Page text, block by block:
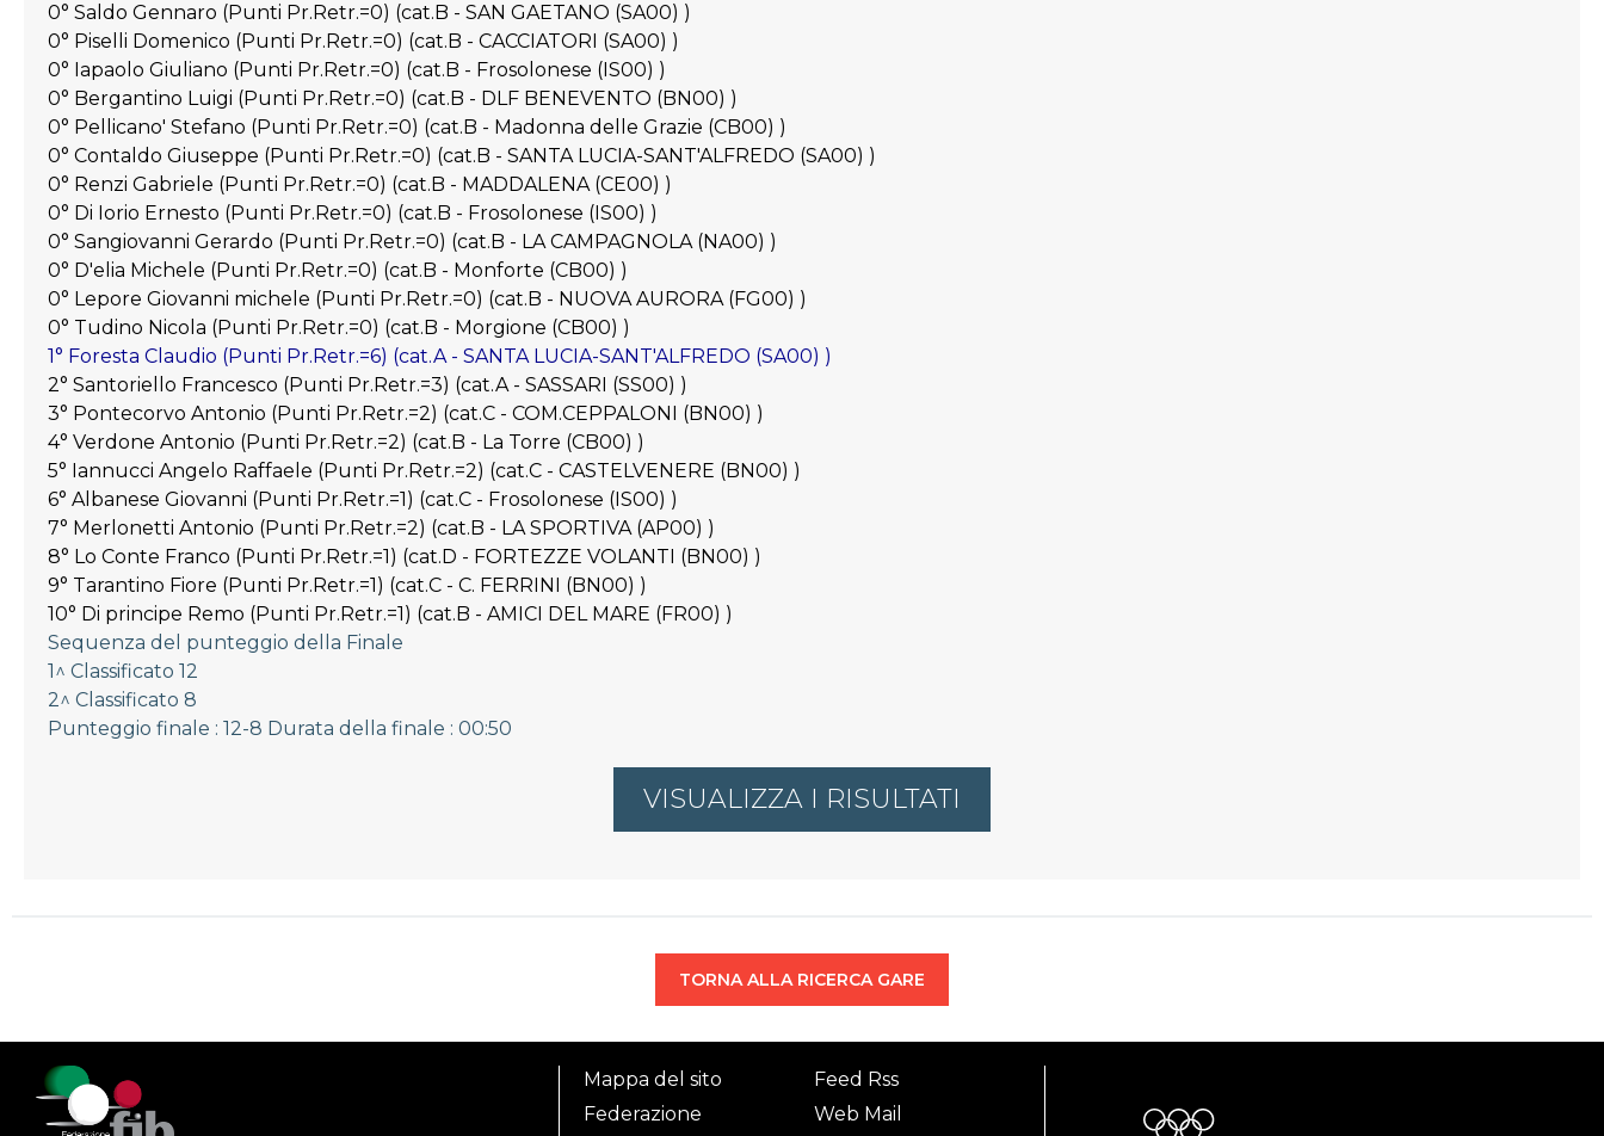
0° Saldo Gennaro (Punti Pr.Retr.=0) (cat.B - SAN GAETANO (SA00) )
0° Piselli Domenico (Punti Pr.Retr.=0) (cat.B - CACCIATORI (SA00) )
0° Iapaolo Giuliano (Punti Pr.Retr.=0) (cat.B - Frosolonese (IS00) )
0° Bergantino Luigi (Punti Pr.Retr.=0) (cat.B - DLF BENEVENTO (BN00) )
0° Pellicano' Stefano (Punti Pr.Retr.=0) (cat.B - Madonna delle Grazie (CB00) )
0° Contaldo Giuseppe (Punti Pr.Retr.=0) (cat.B - SANTA LUCIA-SANT'ALFREDO (SA00) )
0° Renzi Gabriele (Punti Pr.Retr.=0) (cat.B - MADDALENA (CE00) )
0° Di Iorio Ernesto (Punti Pr.Retr.=0) (cat.B - Frosolonese (IS00) )
0° Sangiovanni Gerardo (Punti Pr.Retr.=0) (cat.B - LA CAMPAGNOLA (NA00) )
0° D'elia Michele (Punti Pr.Retr.=0) (cat.B - Monforte (CB00) )
0° Lepore Giovanni michele (Punti Pr.Retr.=0) (cat.B - NUOVA AURORA (FG00) )
0° Tudino Nicola (Punti Pr.Retr.=0) (cat.B - Morgione (CB00) )
1° Foresta Claudio (Punti Pr.Retr.=6) (cat.A - SANTA LUCIA-SANT'ALFREDO (SA00) )
2° Santoriello Francesco (Punti Pr.Retr.=3) (cat.A - SASSARI (SS00) )
3° Pontecorvo Antonio (Punti Pr.Retr.=2) (cat.C - COM.CEPPALONI (BN00) )
4° Verdone Antonio (Punti Pr.Retr.=2) (cat.B - La Torre (CB00) )
5° Iannucci Angelo Raffaele (Punti Pr.Retr.=2) (cat.C - CASTELVENERE (BN00) )
6° Albanese Giovanni (Punti Pr.Retr.=1) (cat.C - Frosolonese (IS00) )
7° Merlonetti Antonio (Punti Pr.Retr.=2) (cat.B - LA SPORTIVA (AP00) )
8° Lo Conte Franco (Punti Pr.Retr.=1) (cat.D - FORTEZZE VOLANTI (BN00) )
9° Tarantino Fiore (Punti Pr.Retr.=1) (cat.C - C. FERRINI (BN00) )
10° Di principe Remo (Punti Pr.Retr.=1) (cat.B - AMICI DEL MARE (FR00) )
Sequenza del punteggio della Finale
1^ Classificato 12
2^ Classificato 8
Punteggio finale : 12-8 Durata della finale : 00:50
VISUALIZZA I RISULTATI
TORNA ALLA RICERCA GARE
Mappa del sito
Feed Rss
Federazione
Web Mail